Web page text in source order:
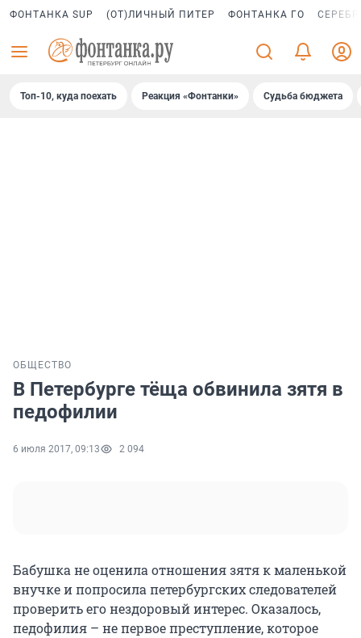
ФОНТАНКА SUP (ОТ)ЛИЧНЫЙ ПИТЕР ФОНТАНКА ГО
Топ-10, куда поехать Реакция «Фонтанки» Судьба бюджета
ОБЩЕСТВО
В Петербурге тёща обвинила зятя в
педофилии
6 июля 2017, 09:13 2 094
Бабушка не оценила отношения зятя к маленькой
внучке и попросила петербургских следователей
проверить его нездоровый интерес. Оказалось,
педофилия – не первое преступление, которое